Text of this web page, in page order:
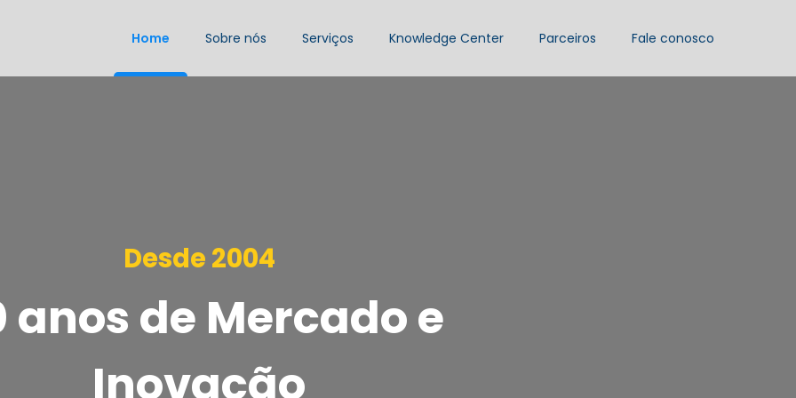
Home Sobre nós Serviços Knowledge Center Parceiros Fale conosco
Desde 2004
anos de Mercado e
Inovação